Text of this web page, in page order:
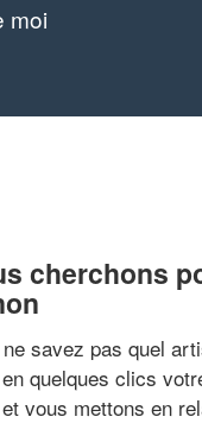
moi
cherchons
savez pas quel
quelques clics
vous mettons en